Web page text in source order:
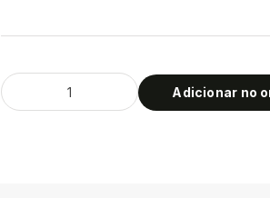
Adicionar no